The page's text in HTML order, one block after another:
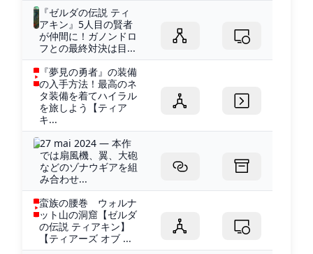
『ゼルダの伝説 ティ
アキン』5人目の賢者
が仲間に！ガノンドロ
フとの最終対決は目...
『夢見の勇者』の装備
の入手方法！最高のネ
タ装備を着てハイラル
を旅しよう【ティア
キ...
27 mai 2024 — 本作
では扇風機、翼、大砲
などのゾナウギアを組
み合わせ...
蛮族の腰巻 ウォルナ
ット山の洞窟【ゼルダ
の伝説 ティアキン】
【ティアーズ オブ ...